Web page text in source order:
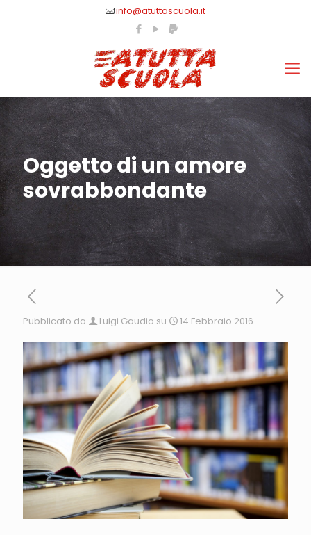
info@atuttascuola.it
Oggetto di un amore
sovrabbondante
Pubblicato da Luigi Gaudio su 14 Febbraio 2016